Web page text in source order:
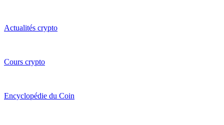
Actualités crypto
Cours crypto
Encyclopédie du Coin